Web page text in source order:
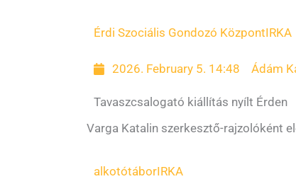
Érdi Szociális Gondozó KözpontIRKA
2026. February 5. 14:48 Ádám
Tavaszcsalogató kiállítás nyílt Érden
Varga Katalin szerkesztő-rajzolóként
alkotótáborIRKA